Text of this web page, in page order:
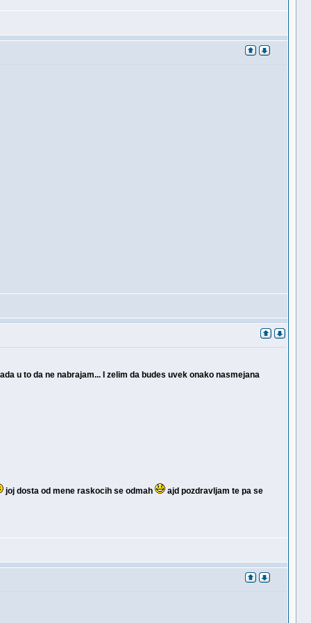
u to da ne nabrajam... I zelim da budes uvek onako nasmejana
joj dosta od mene raskocih se odmah ajd pozdravljam te pa se